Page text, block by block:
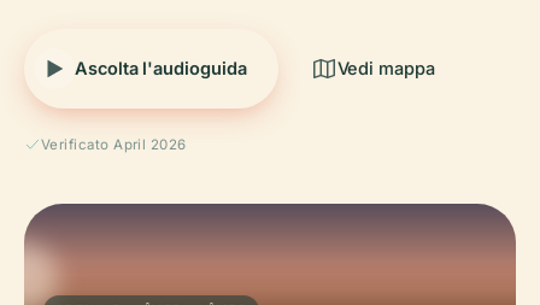
Ascolta l'audioguida Vedi mappa
Verificato April 2026